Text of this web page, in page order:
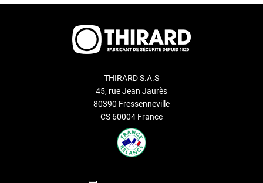
THIRARD S.A.S
45, rue Jean Jaurès
80390 Fressenneville
CS 60004 France